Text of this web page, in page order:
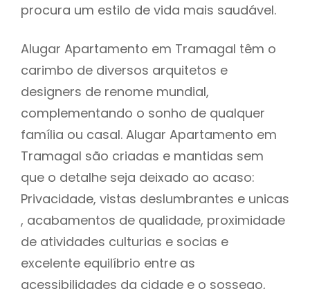
procura um estilo de vida mais saudável.
Alugar Apartamento em Tramagal têm o
carimbo de diversos arquitetos e
designers de renome mundial,
complementando o sonho de qualquer
família ou casal. Alugar Apartamento em
Tramagal são criadas e mantidas sem
que o detalhe seja deixado ao acaso:
Privacidade, vistas deslumbrantes e unicas
, acabamentos de qualidade, proximidade
de atividades culturias e socias e
excelente equilíbrio entre as
acessibilidades da cidade e o sossego,